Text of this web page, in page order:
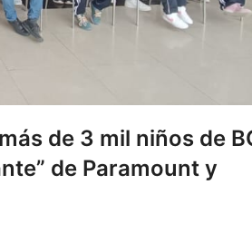
de 3 mil niños de
de Paramount y